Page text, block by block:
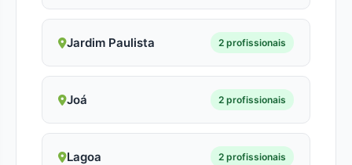
Jardim Paulista 2 profissionais
Joá 2 profissionais
Lagoa 2 profissionais